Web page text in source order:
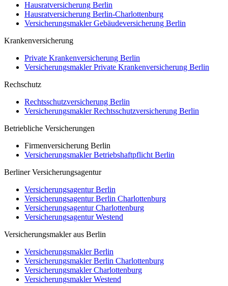
Hausratversicherung Berlin
Hausratversicherung Berlin-Charlottenburg
Versicherungsmakler Gebäudeversicherung Berlin
Krankenversicherung
Private Krankenversicherung Berlin
Versicherungsmakler Private Krankenversicherung Berlin
Rechschutz
Rechtsschutzversicherung Berlin
Versicherungsmakler Rechtsschutzversicherung Berlin
Betriebliche Versicherungen
Firmenversicherung Berlin
Versicherungsmakler Betriebshaftpflicht Berlin
Berliner Versicherungsagentur
Versicherungsagentur Berlin
Versicherungsagentur Berlin Charlottenburg
Versicherungsagentur Charlottenburg
Versicherungsagentur Westend
Versicherungsmakler aus Berlin
Versicherungsmakler Berlin
Versicherungsmakler Berlin Charlottenburg
Versicherungsmakler Charlottenburg
Versicherungsmakler Westend